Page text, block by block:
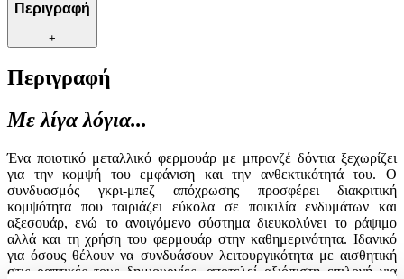
Περιγραφή
+
Περιγραφή
Με λίγα λόγια...
Ένα ποιοτικό μεταλλικό φερμουάρ με μπρονζέ δόντια ξεχωρίζει
για την κομψή του εμφάνιση και την ανθεκτικότητά του. Ο
συνδυασμός γκρι-μπεζ απόχρωσης προσφέρει διακριτική
κομψότητα που ταιριάζει εύκολα σε ποικιλία ενδυμάτων και
αξεσουάρ, ενώ το ανοιγόμενο σύστημα διευκολύνει το ράψιμο
αλλά και τη χρήση του φερμουάρ στην καθημερινότητα. Ιδανικό
για όσους θέλουν να συνδυάσουν λειτουργικότητα με αισθητική
στις ραπτικές τους δημιουργίες, αποτελεί αξιόπιστη επιλογή για